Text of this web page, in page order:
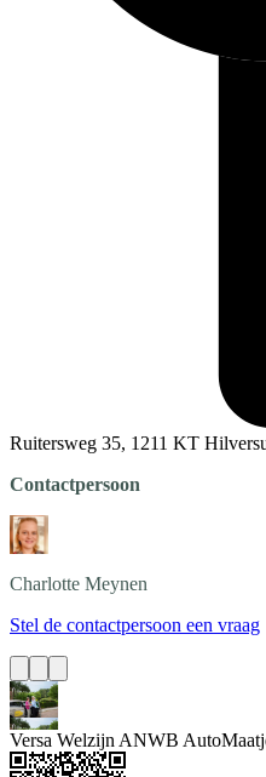
Ruitersweg 35, 1211 KT
Contactpersoon
Charlotte Meynen
Stel de contactpersoon een vraag
Versa Welzijn ANWB